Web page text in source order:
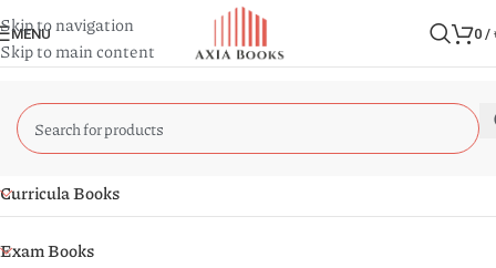
Skip to navigation
Skip to main content
MENU 0 /
Curricula Books
Exam Books